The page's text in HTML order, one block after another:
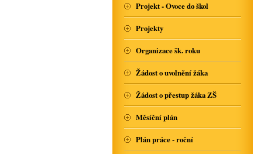
Projekt - Ovoce do škol
Projekty
Organizace šk. roku
Žádost o uvolnění žáka
Žádost o přestup žáka ZŠ
Měsíční plán
Plán práce - roční